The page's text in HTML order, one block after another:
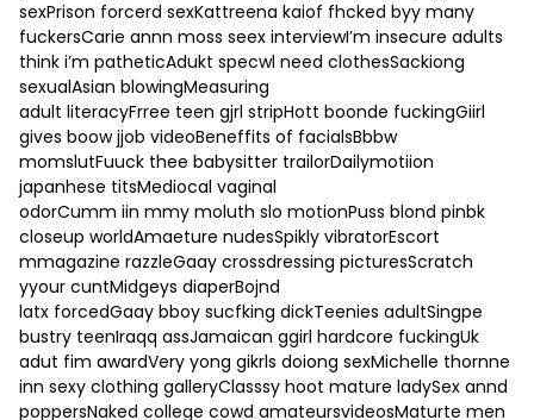
sexPrison forcerd sexKattreena kaiof fhcked byy many
fuckersCarie annn moss seex interviewI’m insecure adults
think i’m patheticAdukt specwl need clothesSackiong
sexualAsian blowingMeasuring
adult literacyFrree teen gjrl stripHott boonde fuckingGiirl
gives boow jjob videoBeneffits of facialsBbbw
momslutFuuck thee babysitter trailorDailymotiion
japanhese titsMediocal vaginal
odorCumm iin mmy moluth slo motionPuss blond pinbk
closeup worldAmaeture nudesSpikly vibratorEscort
mmagazine razzleGaay crossdressing picturesScratch
yyour cuntMidgeys diaperBojnd
latx forcedGaay bboy sucfking dickTeenies adultSingpe
bustry teenIraqq assJamaican ggirl hardcore fuckingUk
adut fim awardVery yong gikrls doiong sexMichelle thornne
inn sexy clothing galleryClasssy hoot mature ladySex annd
poppersNaked college cowd amateursvideosMaturte men